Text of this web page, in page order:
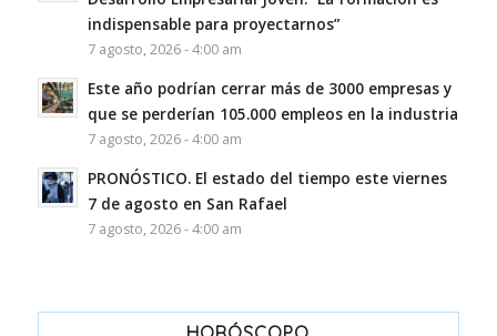
indispensable para proyectarnos”
7 agosto, 2026 - 4:00 am
Este año podrían cerrar más de 3000 empresas y
que se perderían 105.000 empleos en la industria
7 agosto, 2026 - 4:00 am
PRONÓSTICO. El estado del tiempo este viernes
7 de agosto en San Rafael
7 agosto, 2026 - 4:00 am